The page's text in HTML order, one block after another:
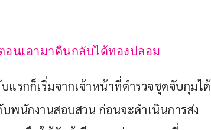
อนเอามาคืนกลับได้ทองปลอม
รกก็เริ่มจากเจ้าหน้าที่ตำรวจชุดจับกุมได้
พนักงานสอบสวน ก่อนจะดำเนินการส่ง